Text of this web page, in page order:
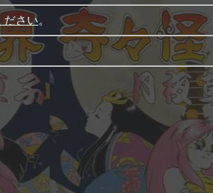
ださい。